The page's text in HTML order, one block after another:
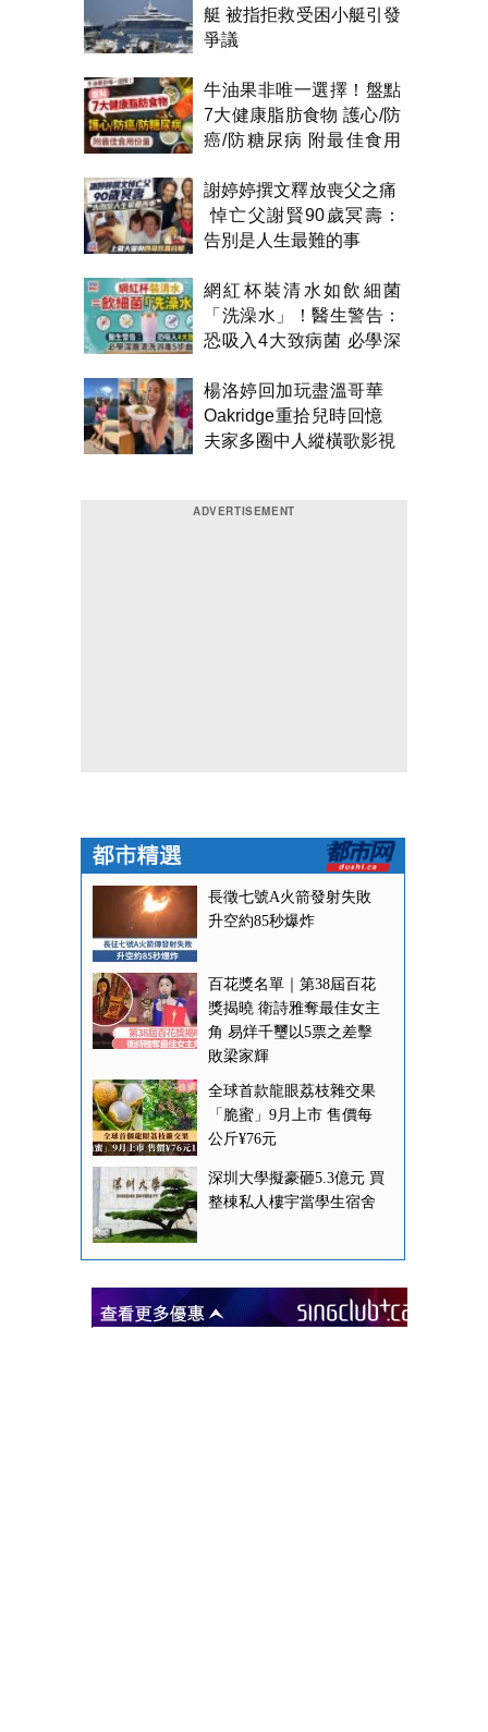
艇 被指拒救受困小艇引發
爭議
牛油果非唯一選擇！盤點
7大健康脂肪食物 護心/防
癌/防糖尿病 附最佳食用
謝婷婷撰文釋放喪父之痛
悼亡父謝賢90歲冥壽：
告別是人生最難的事
網紅杯裝清水如飲細菌
「洗澡水」！醫生警告：
恐吸入4大致病菌 必學深
楊洛婷回加玩盡溫哥華
Oakridge重拾兒時回憶
夫家多圈中人縱橫歌影視